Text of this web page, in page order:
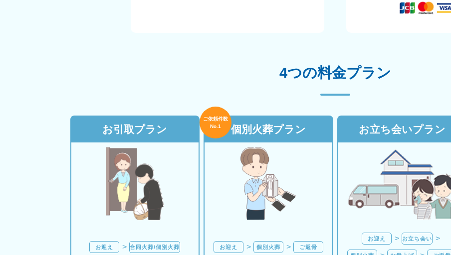
4つの料金プラン
お引取プラン
お迎え 合同火葬/個別火葬
個別火葬プラン
ご依頼件数
No.1
お迎え 個別火葬 ご返骨
お立ち会いプラン
お迎え お立ち会い